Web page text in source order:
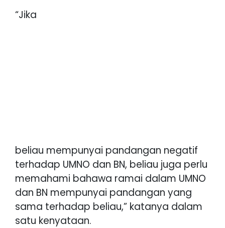
“Jika
beliau mempunyai pandangan negatif
terhadap UMNO dan BN, beliau juga perlu
memahami bahawa ramai dalam UMNO
dan BN mempunyai pandangan yang
sama terhadap beliau,” katanya dalam
satu kenyataan.